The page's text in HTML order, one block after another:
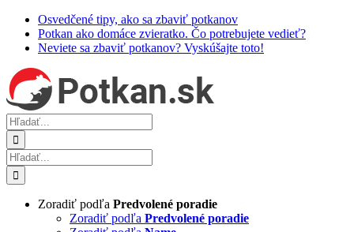
Skip
content
Osvedčené tipy, ako sa zbaviť potkanov
Potkan ako domáce zvieratko. Čo potrebujete vedieť?
Neviete sa zbaviť potkanov? Vyskúšajte toto!
Hľadať:
Hľadať:
Zoradiť podľa Predvolené poradie
Zoradiť podľa Predvolené poradie